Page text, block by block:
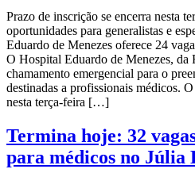
Prazo de inscrição se encerra nesta
oportunidades para generalistas e
Eduardo de Menezes oferece 24
O Hospital Eduardo de Menezes, da
chamamento emergencial para o
destinadas a profissionais médicos.
nesta terça-feira […]
Termina hoje: 32
para médicos no Júlia